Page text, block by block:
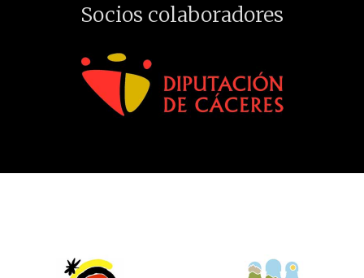
Socios colaboradores